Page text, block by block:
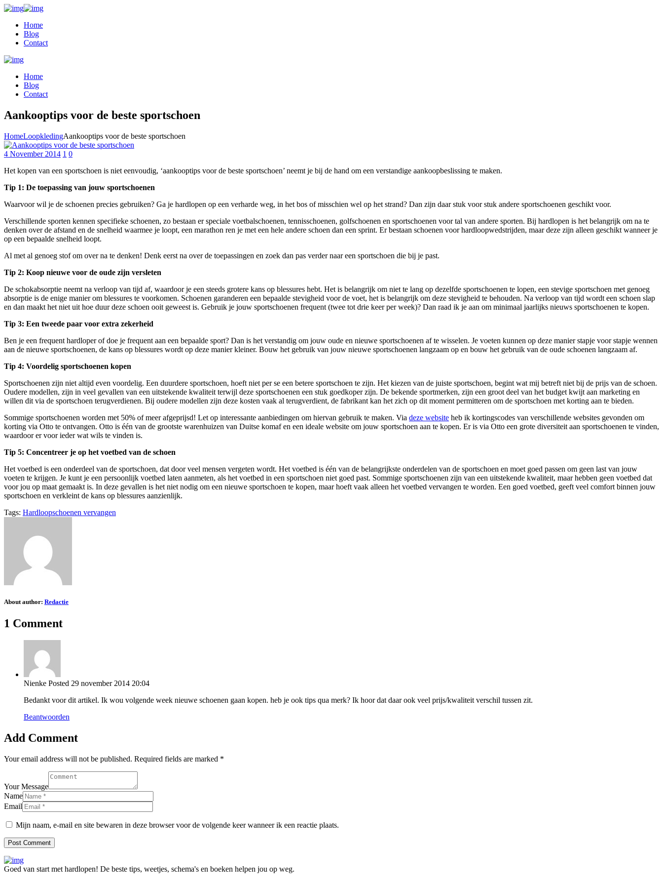
Home
Blog
Contact
Home
Blog
Contact
Aankooptips voor de beste sportschoen
HomeLoopkledingAankooptips voor de beste sportschoen
4 November 2014 1 0
Het kopen van een sportschoen is niet eenvoudig, ‘aankooptips voor de beste sportschoen’ neemt je bij de hand om een verstandige aankoopbeslissing te maken.
Tip 1: De toepassing van jouw sportschoenen
Waarvoor wil je de schoenen precies gebruiken? Ga je hardlopen op een verharde weg, in het bos of misschien wel op het strand? Dan zijn daar stuk voor stuk andere sportschoenen geschikt voor.
Verschillende sporten kennen specifieke schoenen, zo bestaan er speciale voetbalschoenen, tennisschoenen, golfschoenen en sportschoenen voor tal van andere sporten. Bij hardlopen is het belangrijk om na te
denken over de afstand en de snelheid waarmee je loopt, een marathon ren je met een hele andere schoen dan een sprint. Er bestaan schoenen voor hardloopwedstrijden, maar deze zijn alleen geschikt wanneer je
op een bepaalde snelheid loopt.
Al met al genoeg stof om over na te denken! Denk eerst na over de toepassingen en zoek dan pas verder naar een sportschoen die bij je past.
Tip 2: Koop nieuwe voor de oude zijn versleten
De schokabsorptie neemt na verloop van tijd af, waardoor je een steeds grotere kans op blessures hebt. Het is belangrijk om niet te lang op dezelfde sportschoenen te lopen, een stevige sportschoen met genoeg
absorptie is de enige manier om blessures te voorkomen. Schoenen garanderen een bepaalde stevigheid voor de voet, het is belangrijk om deze stevigheid te behouden. Na verloop van tijd wordt een schoen slap
en dan maakt het niet uit hoe duur deze schoen ooit geweest is. Gebruik je jouw sportschoenen frequent (twee tot drie keer per week)? Dan raad ik je aan om minimaal jaarlijks nieuws sportschoenen te kopen.
Tip 3: Een tweede paar voor extra zekerheid
Ben je een frequent hardloper of doe je frequent aan een bepaalde sport? Dan is het verstandig om jouw oude en nieuwe sportschoenen af te wisselen. Je voeten kunnen op deze manier stapje voor stapje wennen
aan de nieuwe sportschoenen, de kans op blessures wordt op deze manier kleiner. Bouw het gebruik van jouw nieuwe sportschoenen langzaam op en bouw het gebruik van de oude schoenen langzaam af.
Tip 4: Voordelig sportschoenen kopen
Sportschoenen zijn niet altijd even voordelig. Een duurdere sportschoen, hoeft niet per se een betere sportschoen te zijn. Het kiezen van de juiste sportschoen, begint wat mij betreft niet bij de prijs van de schoen.
Oudere modellen, zijn in veel gevallen van een uitstekende kwaliteit terwijl deze sportschoenen een stuk goedkoper zijn. De bekende sportmerken, zijn een groot deel van het budget kwijt aan marketing en
willen dit via de sportschoen terugverdienen. Bij oudere modellen zijn deze kosten vaak al terugverdient, de fabrikant kan het zich op dit moment permitteren om de sportschoen met korting aan te bieden.
Sommige sportschoenen worden met 50% of meer afgeprijsd! Let op interessante aanbiedingen om hiervan gebruik te maken. Via deze website heb ik kortingscodes van verschillende websites gevonden om
korting via Otto te ontvangen. Otto is één van de grootste warenhuizen van Duitse komaf en een ideale website om jouw sportschoen aan te kopen. Er is via Otto een grote diversiteit aan sportschoenen te vinden,
waardoor er voor ieder wat wils te vinden is.
Tip 5: Concentreer je op het voetbed van de schoen
Het voetbed is een onderdeel van de sportschoen, dat door veel mensen vergeten wordt. Het voetbed is één van de belangrijkste onderdelen van de sportschoen en moet goed passen om geen last van jouw
voeten te krijgen. Je kunt je een persoonlijk voetbed laten aanmeten, als het voetbed in een sportschoen niet goed past. Sommige sportschoenen zijn van een uitstekende kwaliteit, maar hebben geen voetbed dat
voor jou op maat gemaakt is. In deze gevallen is het niet nodig om een nieuwe sportschoen te kopen, maar hoeft vaak alleen het voetbed vervangen te worden. Een goed voetbed, geeft veel comfort binnen jouw
sportschoen en verkleint de kans op blessures aanzienlijk.
Tags: Hardloopschoenen vervangen
About author: Redactie
1 Comment
Nienke Posted 29 november 2014 20:04
Bedankt voor dit artikel. Ik wou volgende week nieuwe schoenen gaan kopen. heb je ook tips qua merk? Ik hoor dat daar ook veel prijs/kwaliteit verschil tussen zit.
Beantwoorden
Add Comment
Your email address will not be published. Required fields are marked *
Your Message
Name
Email
Mijn naam, e-mail en site bewaren in deze browser voor de volgende keer wanneer ik een reactie plaats.
Goed van start met hardlopen! De beste tips, weetjes, schema's en boeken helpen jou op weg.